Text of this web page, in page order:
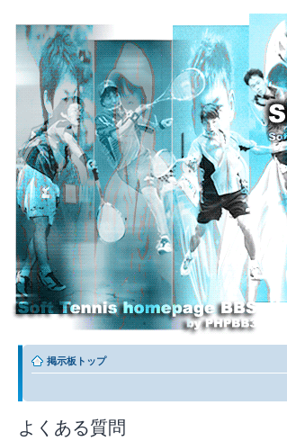
掲示板トップ
よくある質問